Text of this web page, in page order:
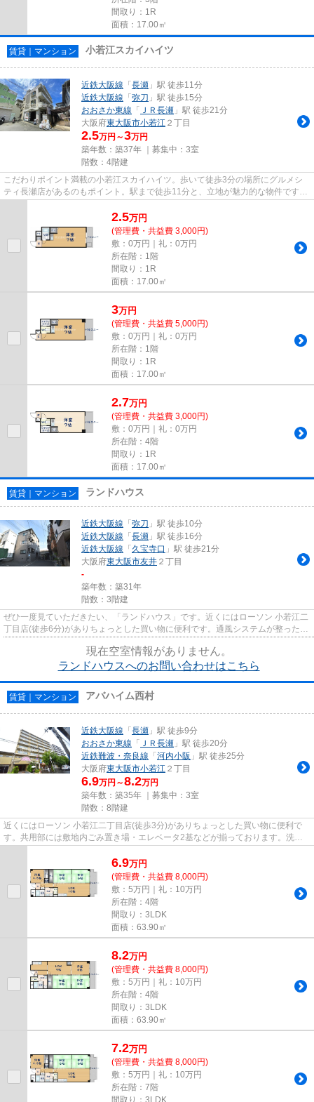
間取り：1R
面積：17.00㎡
賃貸｜マンション 小若江スカイハイツ
近鉄大阪線 「長瀬 」駅 徒歩11分
近鉄大阪線 「弥刀 」駅 徒歩15分
おおさか東線 「 ＪＲ長瀬 」駅 徒歩21分
大阪府東大阪市小若江 ２丁目
2.5万円～3万円
築年数：築37年 ｜募集中： 3室
階数：4階建
こだわりポイント満載の小若江スカイハイツ。歩いて徒歩3分の場所にグルメシ
ティ長瀬店があるのもポイント。駅まで徒歩11分と、立地が魅力的な物件です。
短時間でごみ出しを終えられる...
2.5万円
(管理費・共益費 3,000円)
敷：0万円｜礼：0万円
所在階：1階
間取り：1R
面積：17.00㎡
3万円
(管理費・共益費 5,000円)
敷：0万円｜礼：0万円
所在階：1階
間取り：1R
面積：17.00㎡
2.7万円
(管理費・共益費 3,000円)
敷：0万円｜礼：0万円
所在階：4階
間取り：1R
面積：17.00㎡
賃貸｜マンション ランドハウス
近鉄大阪線 「弥刀 」駅 徒歩10分
近鉄大阪線 「長瀬 」駅 徒歩16分
近鉄大阪線 「久宝寺口 」駅 徒歩21分
大阪府東大阪市友井 ２丁目
-
築年数：築31年
階数：3階建
ぜひ一度見ていただきたい、「ランドハウス」です。近くにはローソン 小若江二
丁目店(徒歩6分)がありちょっとした買い物に便利です。通風システムが整った換
気がしやすい物件です。こ...
現在空室情報がありません。
ランドハウスへのお問い合わせはこちら
賃貸｜マンション アバハイム西村
近鉄大阪線 「長瀬 」駅 徒歩9分
おおさか東線 「 ＪＲ長瀬 」駅 徒歩20分
近鉄難波・奈良線 「河内小阪 」駅 徒歩25分
大阪府東大阪市小若江 ２丁目
6.9万円～8.2万円
築年数：築35年 ｜募集中： 3室
階数：8階建
近くにはローソン 小若江二丁目店(徒歩3分)がありちょっとした買い物に便利で
す。共用部には敷地内ごみ置き場・エレベータ2基などが揃っております。洗濯
物も自然乾燥ですぐ乾く通風良...
6.9万円
(管理費・共益費 8,000円)
敷：5万円｜礼：10万円
所在階：4階
間取り：3LDK
面積：63.90㎡
8.2万円
(管理費・共益費 8,000円)
敷：5万円｜礼：10万円
所在階：4階
間取り：3LDK
面積：63.90㎡
7.2万円
(管理費・共益費 8,000円)
敷：5万円｜礼：10万円
所在階：7階
間取り：3LDK